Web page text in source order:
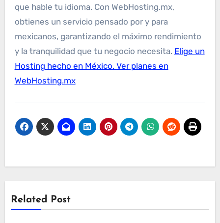
que hable tu idioma. Con WebHosting.mx,
obtienes un servicio pensado por y para
mexicanos, garantizando el máximo rendimiento
y la tranquilidad que tu negocio necesita. Elige un
Hosting hecho en México. Ver planes en
WebHosting.mx
Related Post